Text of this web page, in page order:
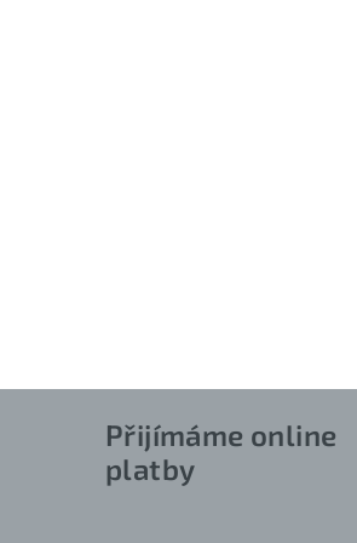
Přijímáme online
platby